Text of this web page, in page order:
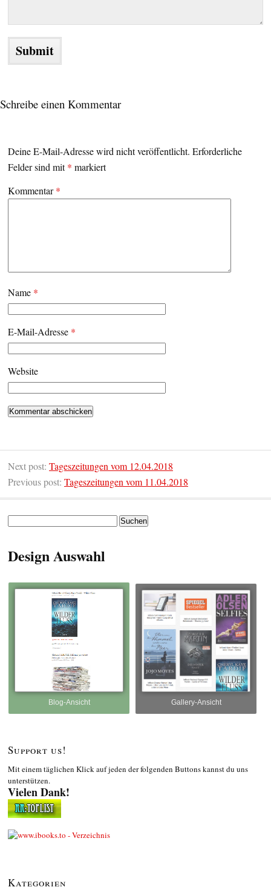
Schreibe einen Kommentar
Deine E-Mail-Adresse wird nicht veröffentlicht. Erforderliche
Felder sind mit* markiert
Kommentar*
Name *
E-Mail-Adresse *
Website
Next post: Tageszeitungen vom 12.04.2018
Previous post: Tageszeitungen vom 11.04.2018
Design Auswahl
Blog-Ansicht Gallery-Ansicht
Support us!
Mit einem täglichen Klick auf jeden der folgenden Buttons kannst du uns
unterstützen.
Vielen Dank!
Kategorien